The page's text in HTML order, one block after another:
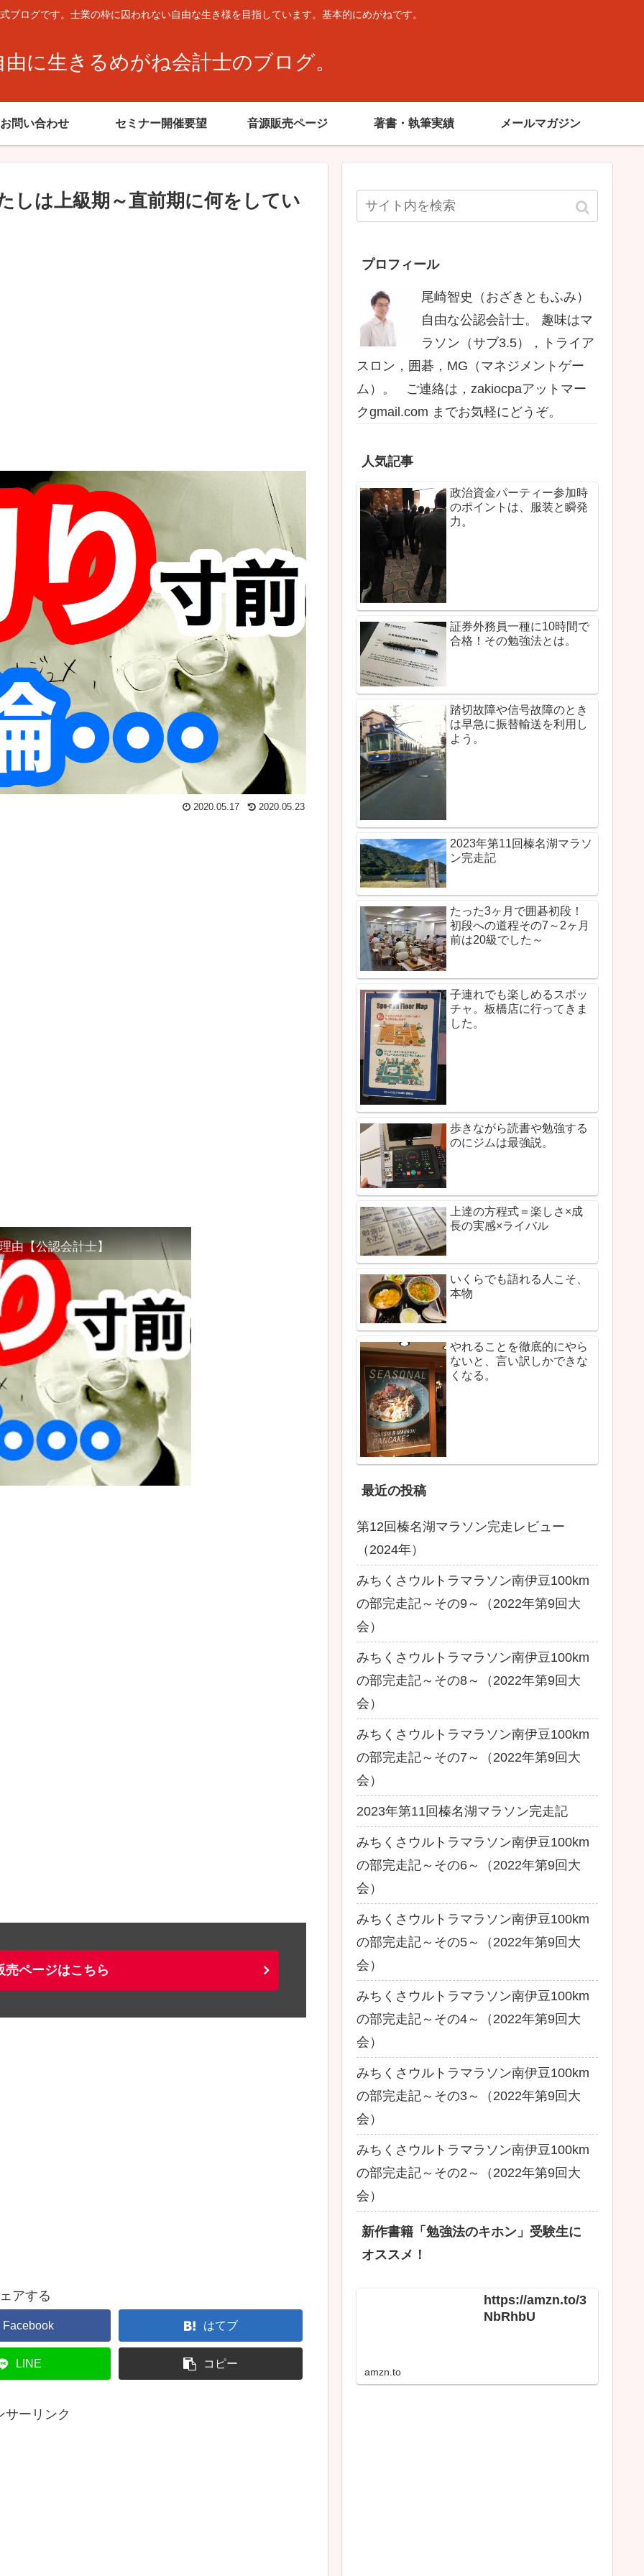
ログです。士業の枠に囚われない自由な生き様を目指しています。基本的にめがねです。
由に生きるめがね会計士のブログ。
お問い合わせ セミナー開催要望 音源販売ページ 著書・執筆実績 メールマガジン
しは上級期～直前期に何をしてい
2020.05.23
2020.05.17
由【公認会計士】
売ページはこちら
アする
Facebook はてブ
LINE コピー
サーリンク
プロフィール
尾崎智史（おざきともふみ）
自由な公認会計士。 趣味はマ
ラソン（サブ3.5），トライア
スロン，囲碁，MG（マネジメントゲー
ム）。 ご連絡は，zakiocpaアットマー
クgmail.com までお気軽にどうぞ。
人気記事
政治資金パーティー参加時
のポイントは、服装と瞬発
力。
証券外務員一種に10時間で
合格！その勉強法とは。
踏切故障や信号故障のとき
は早急に振替輸送を利用し
よう。
2023年第11回榛名湖マラソ
ン完走記
たった3ヶ月で囲碁初段！
初段への道程その7～2ヶ月
前は20級でした～
子連れでも楽しめるスポッ
チャ。板橋店に行ってきま
した。
歩きながら読書や勉強する
のにジムは最強説。
上達の方程式＝楽しさ×成
長の実感×ライバル
いくらでも語れる人こそ、
本物
やれることを徹底的にやら
ないと、言い訳しかできな
くなる。
最近の投稿
第12回榛名湖マラソン完走レビュー
（2024年）
みちくさウルトラマラソン南伊豆100km
の部完走記～その9～（2022年第9回大
会）
みちくさウルトラマラソン南伊豆100km
の部完走記～その8～（2022年第9回大
会）
みちくさウルトラマラソン南伊豆100km
の部完走記～その7～（2022年第9回大
会）
2023年第11回榛名湖マラソン完走記
みちくさウルトラマラソン南伊豆100km
の部完走記～その6～（2022年第9回大
会）
みちくさウルトラマラソン南伊豆100km
の部完走記～その5～（2022年第9回大
会）
みちくさウルトラマラソン南伊豆100km
の部完走記～その4～（2022年第9回大
会）
みちくさウルトラマラソン南伊豆100km
の部完走記～その3～（2022年第9回大
会）
みちくさウルトラマラソン南伊豆100km
の部完走記～その2～（2022年第9回大
会）
新作書籍「勉強法のキホン」受験生に
オススメ！
https://amzn.to/3
NbRhbU
amzn.to